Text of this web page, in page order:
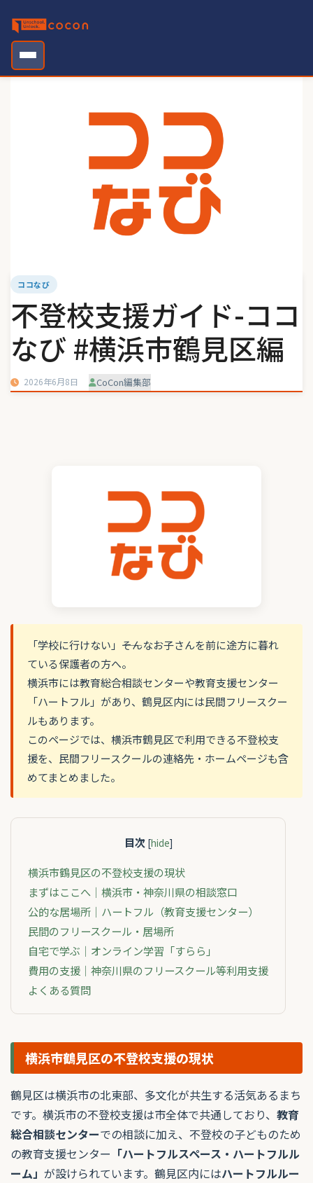
content
ココなび
不登校支援ガイド-ココ
なび #横浜市鶴見区編
2026年6月8日 CoCon編集部
「学校に行けない」――そんなお子さんを前に途方に暮れ
ている保護者の方へ。
横浜市には教育総合相談センターや教育支援センター
「ハートフル」があり、鶴見区内には民間フリースクー
ルもあります。
このページでは、横浜市鶴見区で利用できる不登校支
援を、民間フリースクールの連絡先・ホームページも含
めてまとめました。
目次 [hide]
横浜市鶴見区の不登校支援の現状
まずはここへ｜横浜市・神奈川県の相談窓口
公的な居場所｜ハートフル（教育支援センター）
民間のフリースクール・居場所
自宅で学ぶ｜オンライン学習「すらら」
費用の支援｜神奈川県のフリースクール等利用支援
よくある質問
横浜市鶴見区の不登校支援の現状
鶴見区は横浜市の北東部、多文化が共生する活気あるまち
です。横浜市の不登校支援は市全体で共通しており、 教育
総合相談センターでの相談に加え、不登校の子どものため
の教育支援センター 「ハートフルスペース・ハートフルル
ーム」 が設けられています。鶴見区内にはハートフルルー